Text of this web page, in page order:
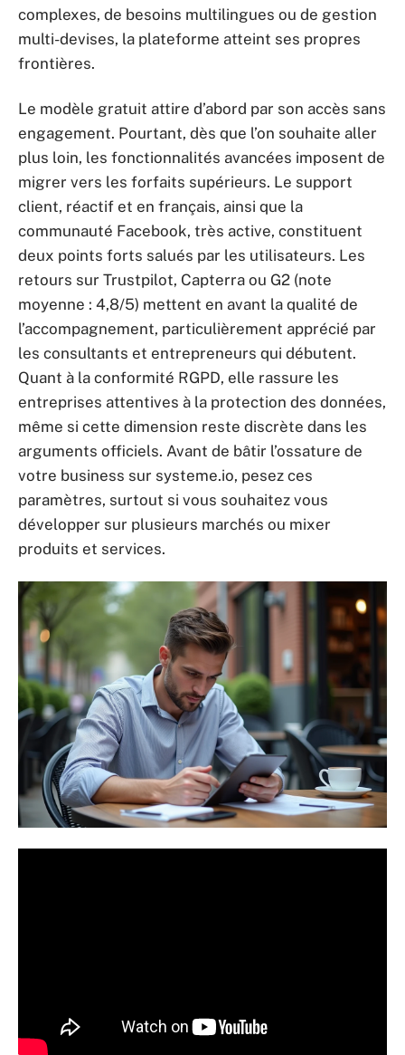
complexes, de besoins multilingues ou de gestion
multi-devises, la plateforme atteint ses propres
frontières.
Le modèle gratuit attire d’abord par son accès sans
engagement. Pourtant, dès que l’on souhaite aller
plus loin, les fonctionnalités avancées imposent de
migrer vers les forfaits supérieurs. Le support
client, réactif et en français, ainsi que la
communauté Facebook, très active, constituent
deux points forts salués par les utilisateurs. Les
retours sur Trustpilot, Capterra ou G2 (note
moyenne : 4,8/5) mettent en avant la qualité de
l’accompagnement, particulièrement apprécié par
les consultants et entrepreneurs qui débutent.
Quant à la conformité RGPD, elle rassure les
entreprises attentives à la protection des données,
même si cette dimension reste discrète dans les
arguments officiels. Avant de bâtir l’ossature de
votre business sur systeme.io, pesez ces
paramètres, surtout si vous souhaitez vous
développer sur plusieurs marchés ou mixer
produits et services.